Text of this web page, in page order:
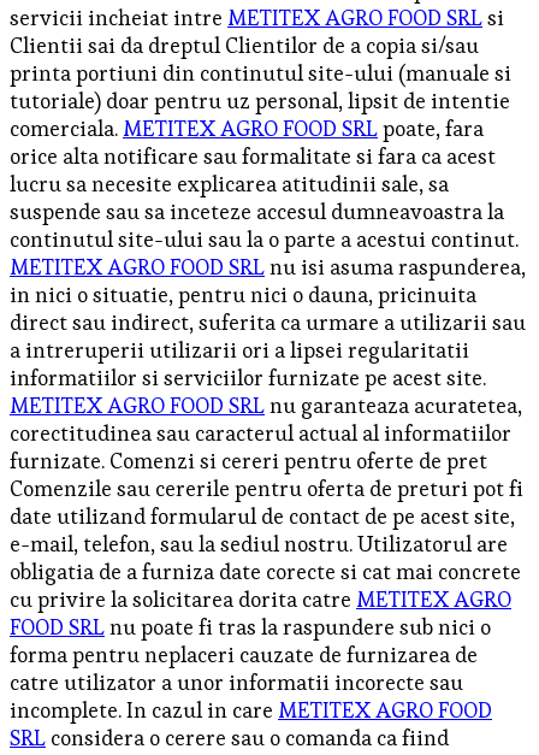
servicii incheiat intre METITEX AGRO FOOD SRLsi
Clientii sai da dreptul Clientilor de a copia si/sau
printa portiuni din continutul site-ului (manuale si
tutoriale) doar pentru uz personal, lipsit de intentie
comerciala. METITEX AGRO FOOD SRLpoate, fara
orice alta notificare sau formalitate si fara ca acest
lucru sa necesite explicarea atitudinii sale, sa
suspende sau sa inceteze accesul dumneavoastra la
continutul site-ului sau la o parte a acestui continut.
METITEX AGRO FOOD SRLnu isi asuma raspunderea,
in nici o situatie, pentru nici o dauna, pricinuita
direct sau indirect, suferita ca urmare a utilizarii sau
a intreruperii utilizarii ori a lipsei regularitatii
informatiilor si serviciilor furnizate pe acest site.
METITEX AGRO FOOD SRLnu garanteaza acuratetea,
corectitudinea sau caracterul actual al informatiilor
furnizate. Comenzi si cereri pentru oferte de pret
Comenzile sau cererile pentru oferta de preturi pot fi
date utilizand formularul de contact de pe acest site,
e-mail, telefon, sau la sediul nostru. Utilizatorul are
obligatia de a furniza date corecte si cat mai concrete
cu privire la solicitarea dorita catre METITEX AGRO
FOOD SRLnu poate fi tras la raspundere sub nici o
forma pentru neplaceri cauzate de furnizarea de
catre utilizator a unor informatii incorecte sau
incomplete. In cazul in care METITEX AGRO FOOD
SRL considera o cerere sau o comanda ca fiind